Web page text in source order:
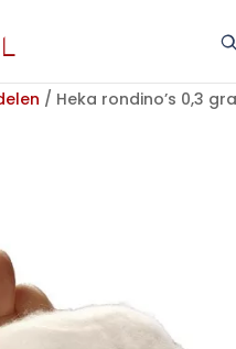
/ Heka rondino’s 0,3